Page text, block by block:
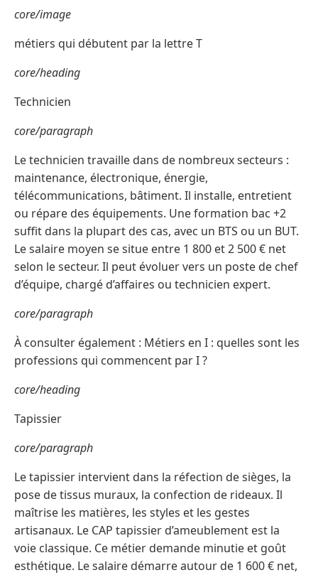
core/image
métiers qui débutent par la lettre T
core/heading
Technicien
core/paragraph
Le technicien travaille dans de nombreux secteurs :
maintenance, électronique, énergie,
télécommunications, bâtiment. Il installe, entretient
ou répare des équipements. Une formation bac +2
suffit dans la plupart des cas, avec un BTS ou un BUT.
Le salaire moyen se situe entre 1 800 et 2 500 € net
selon le secteur. Il peut évoluer vers un poste de chef
d’équipe, chargé d’affaires ou technicien expert.
core/paragraph
À consulter également : Métiers en I : quelles sont les
professions qui commencent par I ?
core/heading
Tapissier
core/paragraph
Le tapissier intervient dans la réfection de sièges, la
pose de tissus muraux, la confection de rideaux. Il
maîtrise les matières, les styles et les gestes
artisanaux. Le CAP tapissier d’ameublement est la
voie classique. Ce métier demande minutie et goût
esthétique. Le salaire démarre autour de 1 600 € net,